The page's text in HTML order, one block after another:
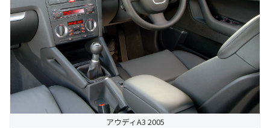
アウディA3 2005